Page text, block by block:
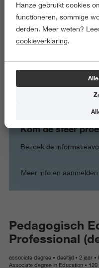
Martine Dijk
Kom de sfeer
Bezoek de
Meer info en aanmelden
Pedagogisch
Professional
associate degree deeltijd 2 jaar
Associate degree in Education
120
Hanze gebruikt cookies
functioneren, sommige
derden. Meer weten?
cookieverklaring.